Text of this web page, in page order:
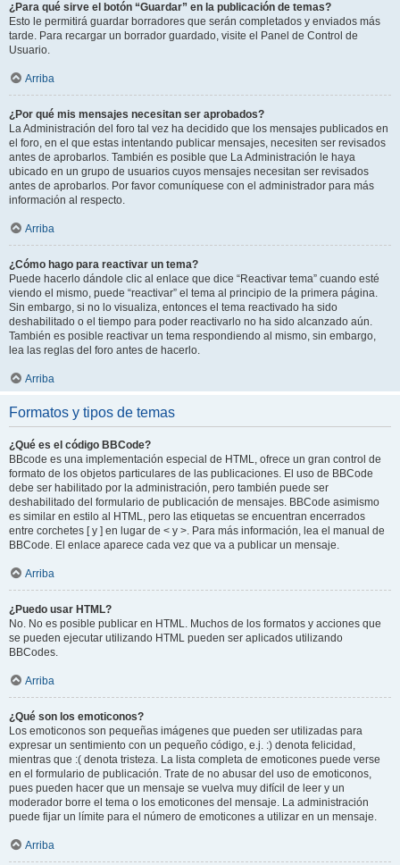
¿Para qué sirve el botón “Guardar” en la publicación de temas?
Esto le permitirá guardar borradores que serán completados y enviados más
tarde. Para recargar un borrador guardado, visite el Panel de Control de
Usuario.
Arriba
¿Por qué mis mensajes necesitan ser aprobados?
La Administración del foro tal vez ha decidido que los mensajes publicados en
el foro, en el que estas intentando publicar mensajes, necesiten ser revisados
antes de aprobarlos. También es posible que La Administración le haya
ubicado en un grupo de usuarios cuyos mensajes necesitan ser revisados
antes de aprobarlos. Por favor comuníquese con el administrador para más
información al respecto.
Arriba
¿Cómo hago para reactivar un tema?
Puede hacerlo dándole clic al enlace que dice “Reactivar tema” cuando esté
viendo el mismo, puede “reactivar” el tema al principio de la primera página.
Sin embargo, si no lo visualiza, entonces el tema reactivado ha sido
deshabilitado o el tiempo para poder reactivarlo no ha sido alcanzado aún.
También es posible reactivar un tema respondiendo al mismo, sin embargo,
lea las reglas del foro antes de hacerlo.
Arriba
Formatos y tipos de temas
¿Qué es el código BBCode?
BBcode es una implementación especial de HTML, ofrece un gran control de
formato de los objetos particulares de las publicaciones. El uso de BBCode
debe ser habilitado por la administración, pero también puede ser
deshabilitado del formulario de publicación de mensajes. BBCode asimismo
es similar en estilo al HTML, pero las etiquetas se encuentran encerrados
entre corchetes [ y ] en lugar de < y >. Para más información, lea el manual de
BBCode. El enlace aparece cada vez que va a publicar un mensaje.
Arriba
¿Puedo usar HTML?
No. No es posible publicar en HTML. Muchos de los formatos y acciones que
se pueden ejecutar utilizando HTML pueden ser aplicados utilizando
BBCodes.
Arriba
¿Qué son los emoticonos?
Los emoticonos son pequeñas imágenes que pueden ser utilizadas para
expresar un sentimiento con un pequeño código, e.j. :) denota felicidad,
mientras que :( denota tristeza. La lista completa de emoticones puede verse
en el formulario de publicación. Trate de no abusar del uso de emoticonos,
pues pueden hacer que un mensaje se vuelva muy difícil de leer y un
moderador borre el tema o los emoticones del mensaje. La administración
puede fijar un límite para el número de emoticones a utilizar en un mensaje.
Arriba